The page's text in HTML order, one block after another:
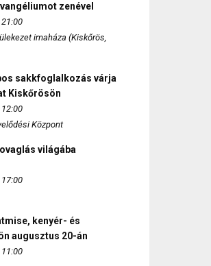
zenével
imaháza (Kiskőrös,
sakkfoglalkozás várja
Kiskőrösön
Központ
világába
kenyér- és
augusztus 20-án